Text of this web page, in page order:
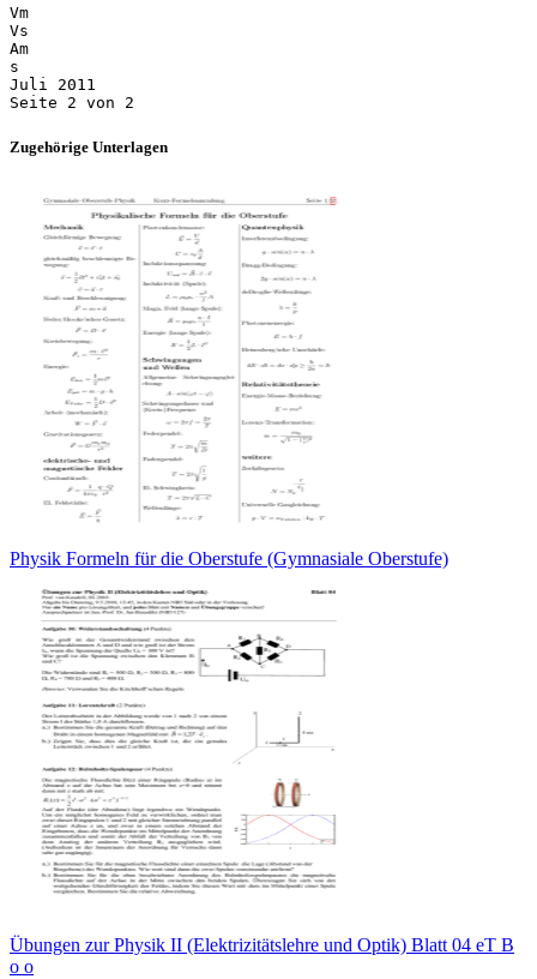
Vm
Vs
Am
s
Juli 2011
Zugehörige Unterlagen
Physik Formeln für die Oberstufe (Gymnasiale Oberstufe)
Übungen zur Physik II (Elektrizitätslehre und Optik) Blatt 04 eT B
о о